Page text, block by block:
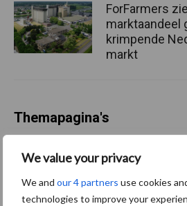
We value your privacy
We and our 4 partners use cookies
technologies to improve your
ForFarmers
marktaandeel
krimpende
markt
Themapagina's
Diergezondheid Bemesting